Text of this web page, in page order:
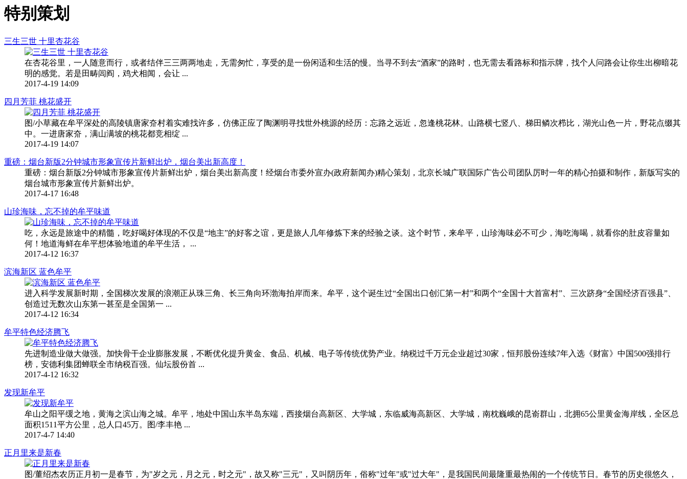
特别策划
三生三世 十里杏花谷
在杏花谷里，一人随意而行，或者结伴三三两两地走，无需匆忙，享受的是一份闲适和生活的慢。当寻不到去“酒家”的路时，也无需去看路标和指示牌，找个人问路会让你生出柳暗花
明的感觉。若是田畴闾阎，鸡犬相闻，会让 ...
2017-4-19 14:09
四月芳菲 桃花盛开
图/小草藏在牟平深处的高陵镇唐家夼村着实难找许多，仿佛正应了陶渊明寻找世外桃源的经历：忘路之远近，忽逢桃花林。山路横七竖八、梯田鳞次栉比，湖光山色一片，野花点缀其
中。一进唐家夼，满山满坡的桃花都竞相绽 ...
2017-4-19 14:07
重磅：烟台新版2分钟城市形象宣传片新鲜出炉，烟台美出新高度！
重磅：烟台新版2分钟城市形象宣传片新鲜出炉，烟台美出新高度！经烟台市委外宣办(政府新闻办)精心策划，北京长城广联国际广告公司团队厉时一年的精心拍摄和制作，新版写实的
烟台城市形象宣传片新鲜出炉。
2017-4-17 16:48
山珍海味，忘不掉的牟平味道
吃，永远是旅途中的精髓，吃好喝好体现的不仅是“地主”的好客之谊，更是旅人几年修炼下来的经验之谈。这个时节，来牟平，山珍海味必不可少，海吃海喝，就看你的肚皮容量如
何！地道海鲜在牟平想体验地道的牟平生活， ...
2017-4-12 16:37
滨海新区 蓝色牟平
进入科学发展新时期，全国梯次发展的浪潮正从珠三角、长三角向环渤海拍岸而来。牟平，这个诞生过“全国出口创汇第一村”和两个“全国十大首富村”、三次跻身“全国经济百强县”、
创造过无数次山东第一甚至是全国第一 ...
2017-4-12 16:34
牟平特色经济腾飞
先进制造业做大做强。加快骨干企业膨胀发展，不断优化提升黄金、食品、机械、电子等传统优势产业。纳税过千万元企业超过30家，恒邦股份连续7年入选《财富》中国500强排行
榜，安德利集团蝉联全市纳税百强。仙坛股份首 ...
2017-4-12 16:32
发现新牟平
牟山之阳平缓之地，黄海之滨山海之城。牟平，地处中国山东半岛东端，西接烟台高新区、大学城，东临威海高新区、大学城，南枕巍峨的昆嵛群山，北拥65公里黄金海岸线，全区总
面积1511平方公里，总人口45万。图/李丰艳 ...
2017-4-7 14:40
正月里来是新春
图/董绍杰农历正月初一是春节，为"岁之元，月之元，时之元"，故又称"三元"，又叫阴历年，俗称"过年"或"过大年"，是我国民间最隆重最热闹的一个传统节日。春节的历史很悠久，